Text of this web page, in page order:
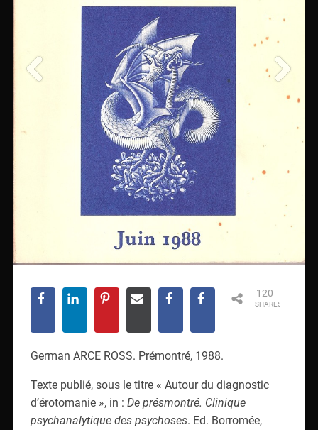
SHARES
120
German ARCE ROSS. Prémontré, 1988.
Texte publié, sous le titre « Autour du diagnostic
d’érotomanie », in : De présmontré. Clinique
psychanalytique des psychoses. Ed. Borromée,